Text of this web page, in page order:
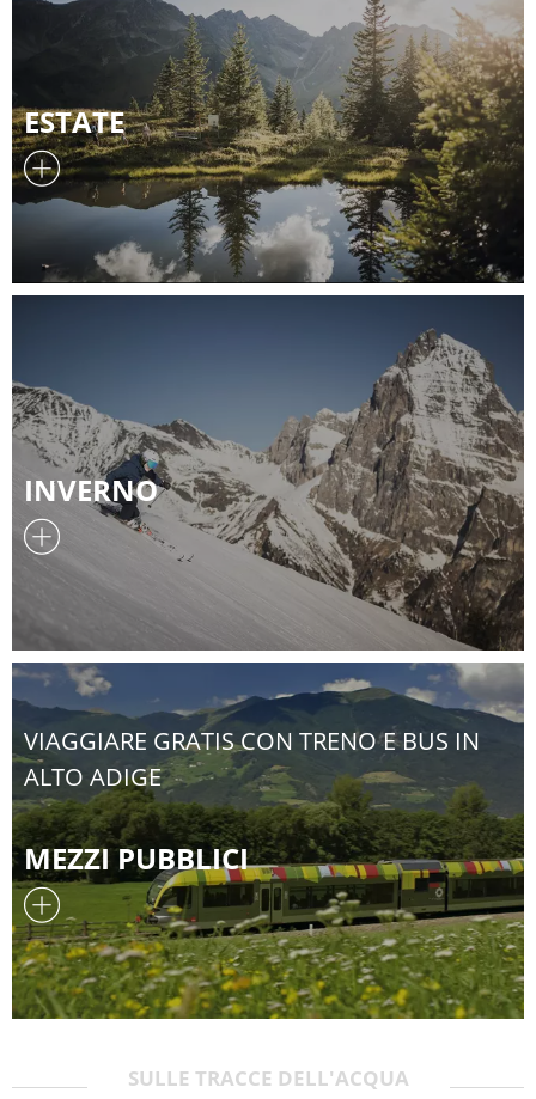
ESTATE
INVERNO
VIAGGIARE GRATIS CON TRENO E BUS IN
ALTO ADIGE
MEZZI PUBBLICI
SULLE TRACCE DELL'ACQUA